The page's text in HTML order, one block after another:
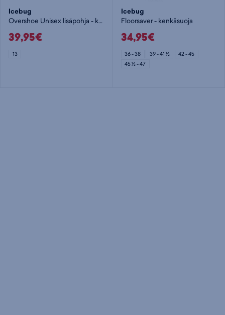
Icebug
Overshoe Unisex lisäpohja - kenkäsuoja
39,95€
13
Icebug
Floorsaver - kenkäsuoja
34,95€
36 - 38 39 - 41 ½
42 - 45
45 ½ - 47